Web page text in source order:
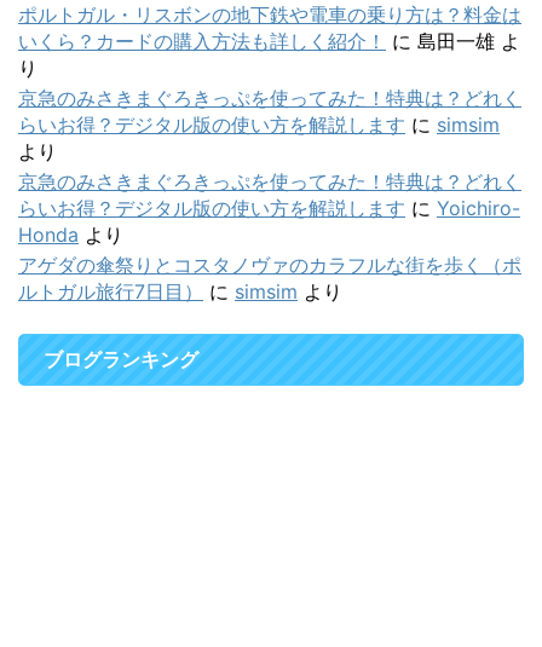
ポルトガル・リスボンの地下鉄や電車の乗り方は？料金は
いくら？カードの購入方法も詳しく紹介！
に 島田一雄 よ
り
京急のみさきまぐろきっぷを使ってみた！特典は？どれく
らいお得？デジタル版の使い方を解説します に simsim
より
京急のみさきまぐろきっぷを使ってみた！特典は？どれく
らいお得？デジタル版の使い方を解説します に Yoichiro-
Honda より
アゲダの傘祭りとコスタノヴァのカラフルな街を歩く（ポ
ルトガル旅行7日目）
に simsim より
ブログランキング